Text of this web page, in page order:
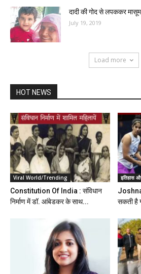
दादी की गोद से लपककर
July 19, 2019
Load more
HOT NEWS
Viral World/Trending
Constitution Of India : संविधान
निर्माण में डॉ. आंबेडकर के साथ...
इतिहास
Joshna
सकती है